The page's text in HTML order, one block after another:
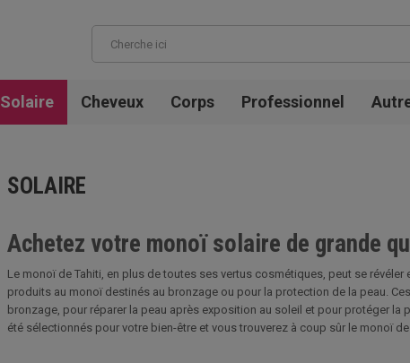
Solaire Cheveux Corps Professionnel
SOLAIRE
Achetez votre monoï solaire de grande
Le monoï de Tahiti, en plus de toutes ses vertus cosmétiques, peut se
produits au monoï destinés au bronzage ou pour la protection de la peau.
bronzage, pour réparer la peau après exposition au soleil et pour protéger
été sélectionnés pour votre bien-être et vous trouverez à coup sûr le monoï